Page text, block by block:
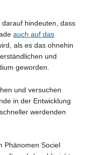
darauf hindeuten, dass
auch auf das
als es das ohnehin
und
geworden.
und versuchen
in der Entwicklung
werdenden
Phänomen Sociel